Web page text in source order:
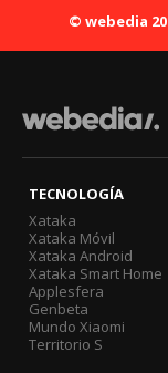
© webedia
TECNOLOGÍA
Xataka
Xataka Móvil
Xataka Android
Xataka Smart Home
Applesfera
Genbeta
Mundo Xiaomi
Territorio S